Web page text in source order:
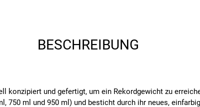
BESCHREIBUNG
konzipiert und gefertigt, um ein Rekordgewicht zu
750 ml und 950 ml) und besticht durch ihr neues,